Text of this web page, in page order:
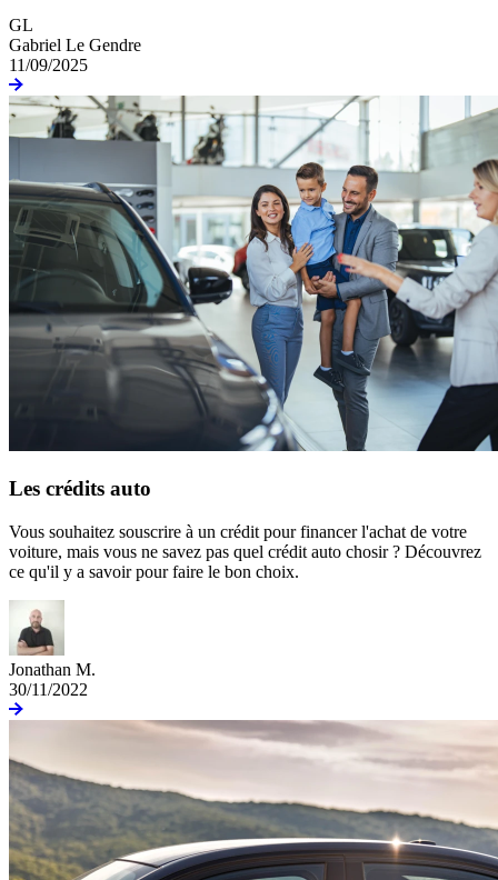
GL
Gabriel Le Gendre
11/09/2025
Les crédits auto
Vous souhaitez souscrire à un crédit pour financer l'achat de votre
voiture, mais vous ne savez pas quel crédit auto chosir ? Découvrez
ce qu'il y a savoir pour faire le bon choix.
Jonathan M.
30/11/2022